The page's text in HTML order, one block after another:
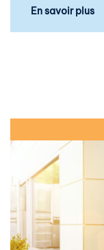
En savoir plus